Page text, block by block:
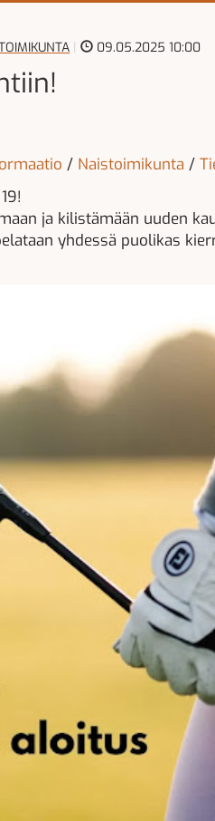
| 09.05.2025 10:00
/ Naistoimikunta /
ja kilistämään uuden
yhdessä puolikas